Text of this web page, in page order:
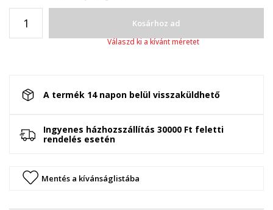
Kosárhoz ad
Válaszd ki a kívánt méretet
A termék 14 napon belül visszaküldhető
Ingyenes házhozszállítás 30000 Ft feletti
rendelés esetén
Mentés a kívánságlistába